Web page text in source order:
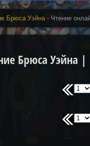
Брюса Уэйна- Чтение
Брюса Уэйна |